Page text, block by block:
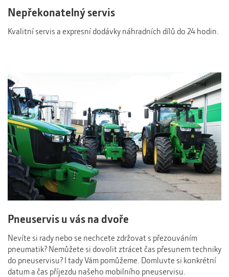
Nepřekonatelný servis
Kvalitní servis a expresní dodávky náhradních dílů do 24 hodin.
Pneuservis u vás na dvoře
Nevíte si rady nebo se nechcete zdržovat s přezouváním
pneumatik? Nemůžete si dovolit ztrácet čas přesunem techniky
do pneuservisu? I tady Vám pomůžeme. Domluvte si konkrétní
datum a čas příjezdu našeho mobilního pneuservisu.